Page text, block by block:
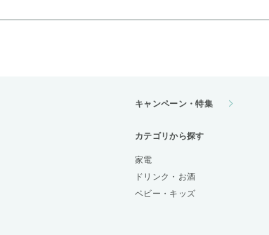
キャンペーン・特集
カテゴリから探す
家電
ドリンク・お酒
ベビー・キッズ